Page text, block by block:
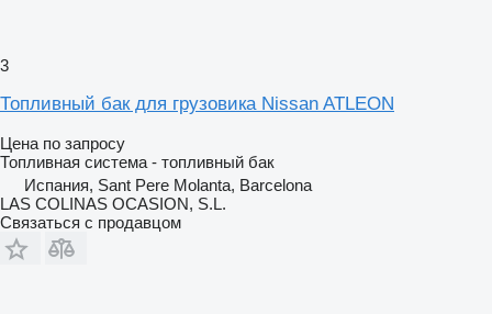
3
Топливный бак для грузовика Nissan ATLEON
Цена по запросу
Топливная система - топливный бак
Испания, Sant Pere Molanta, Barcelona
LAS COLINAS OCASION, S.L.
Связаться с продавцом